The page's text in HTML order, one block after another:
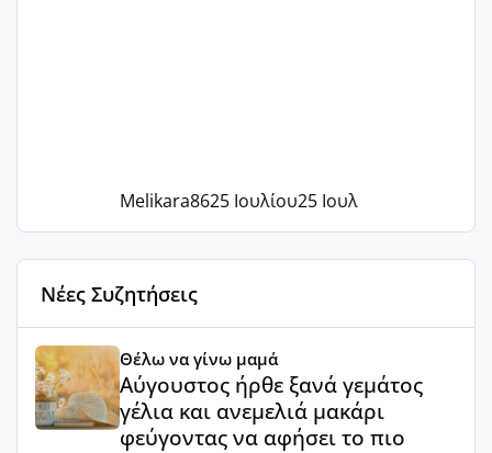
Melikara8625 Ιουλίου25 Ιουλ
Νέες Συζητήσεις
Αύγουστος ήρθε ξανά γεμάτος γέλια και ανεμελιά
Θέλω να γίνω μαμά
Αύγουστος ήρθε ξανά γεμάτος
γέλια και ανεμελιά μακάρι
φεύγοντας να αφήσει το πιο